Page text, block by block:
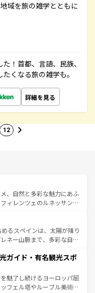
域を旅の雑学とともに
！首都、言語、民族、
くなる旅の雑学も。
詳細を見る
12
、自然と多彩な魅力にあふ
ィレンツェのルネッサンス
風景やアマルフィ海岸の絶
。観光の合間には、本場の
リア料理を堪能することも
られない旅をしてみよう！
るスペインは、太陽が降り
ネー山脈まで、多彩な自然
的なフラメンコ、熱気あふ
スが生活の一部となってい
た雰囲気や、バルセロナの
では古代ローマ遺跡や中世
ガイド・有名観光スポ
魅了し続けるヨーロッパ屈
フェル塔やルーブル美術館